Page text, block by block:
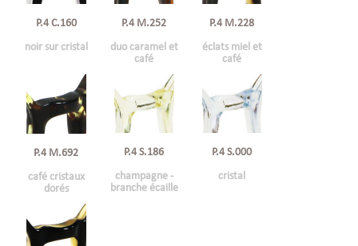
P.4 C.160
noir sur cristal
P.4 M.252
duo caramel et
café
P.4 M.228
éclats miel et
café
P.4 M.692
café cristaux
dorés
P.4 S.186
champagne -
branche écaille
P.4 S.000
cristal